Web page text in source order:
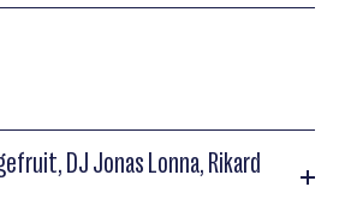
/ Dave Holland / Al Foster
DJ Jonas Lonna, Rikard